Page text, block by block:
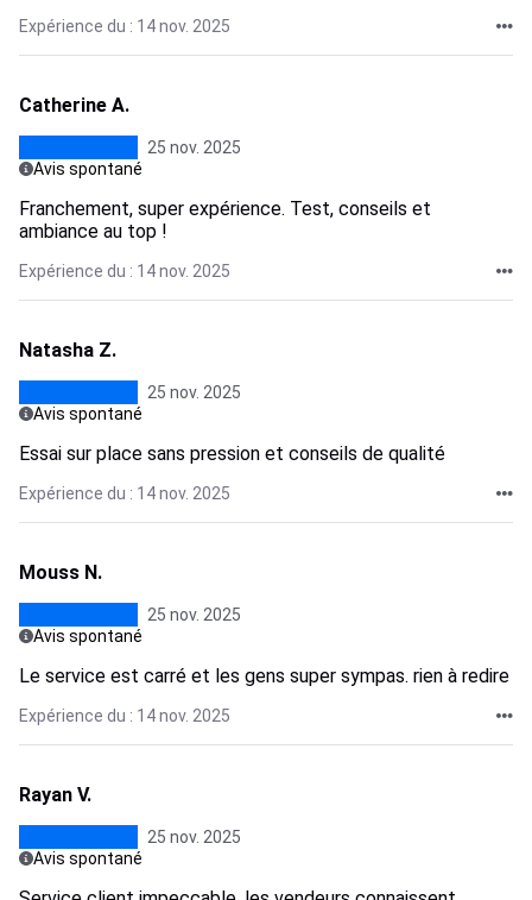
Expérience du : 14 nov. 2025
Catherine A.
25 nov. 2025
Avis spontané
Franchement, super expérience. Test, conseils et
ambiance au top !
Expérience du : 14 nov. 2025
Natasha Z.
25 nov. 2025
Avis spontané
Essai sur place sans pression et conseils de qualité
Expérience du : 14 nov. 2025
Mouss N.
25 nov. 2025
Avis spontané
Le service est carré et les gens super sympas. rien à redire
Expérience du : 14 nov. 2025
Rayan V.
25 nov. 2025
Avis spontané